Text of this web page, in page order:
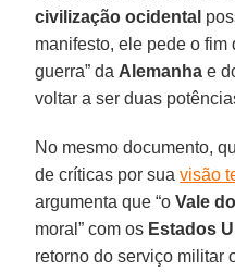
civilização ocidental
manifesto, ele pede o fim
guerra” da Alemanha e
voltar a ser duas
No mesmo documento,
de críticas por suavisão
argumenta que “oVale
moral” com os Estados
retorno do serviço militar